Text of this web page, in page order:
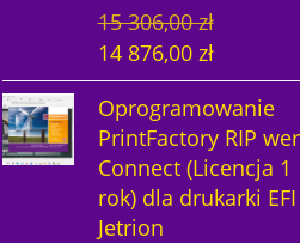
15 306,00zł
e
r
w
o
t
14 876,00 zł
t
u
a
l
n
Oprogramowanie
PrintFactory RIP
Connect (Licencja 1
rok) dla drukarki EFI
Jetrion